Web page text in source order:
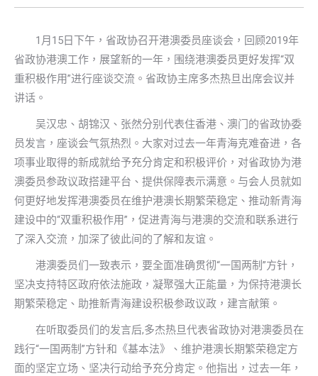
1月15日下午，省政协召开港澳委员座谈会，回顾2019年
省政协港澳工作，展望新的一年，围绕港澳委员更好发挥“双
重积极作用”进行座谈交流。省政协主席多杰热旦出席会议并
讲话。
吴汉忠、胡锦汉、张然分别代表住香港、澳门的省政协委
员发言，座谈会气氛热烈。大家对过去一年青海克难奋进，各
项事业取得的新成就给予充分肯定和积极评价，对省政协为港
澳委员参政议政搭建平台、提供保障表示满意。与会人员就如
何更好地发挥港澳委员在维护港澳长期繁荣稳定、推动新青海
建设中的“双重积极作用”，促进青海与港澳的交流和联系进行
了深入交流，加深了彼此间的了解和友谊。
港澳委员们一致表示，要全面准确贯彻“一国两制”方针，
坚决支持特区政府依法施政，凝聚强大正能量，为保持港澳长
期繁荣稳定、助推新青海建设积极参政议政，建言献策。
在听取委员们的发言后,多杰热旦代表省政协对港澳委员在
践行“一国两制”方针和《基本法》、维护港澳长期繁荣稳定方
面的坚定立场、坚决行动给予充分肯定。他指出，过去一年，